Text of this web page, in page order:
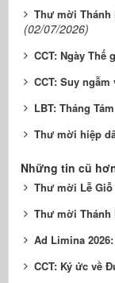
Thư mời Thánh
(02/07/2026)
CCT: Ngày
CCT: Suy
LBT: Tháng
Thư mời hiệp
Những tin cũ
Thư mời Lễ Giỗ
Thư mời Thánh
Ad Limina
CCT: Ký ức về